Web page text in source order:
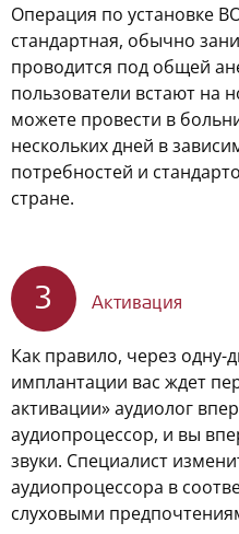
Операция по установке
стандартная, обычно
проводится под общей
пользователи встают на
можете провести в
нескольких дней в
потребностей и
стране.
3 Активация
Как правило, через одну-
имплантации вас ждет
активации» аудиолог
аудиопроцессор, и вы
звуки. Специалист
аудиопроцессора в
слуховыми